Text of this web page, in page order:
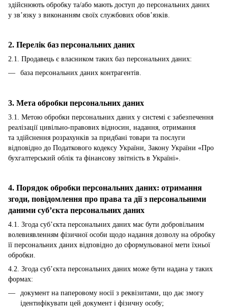
здійснюють обробку та/або мають доступ до персональних даних
у зв’язку з виконанням своїх службових обов’язків.
2. Перелік баз персональних даних
2.1. Продавець є власником таких баз персональних даних:
база персональних даних контрагентів.
3. Мета обробки персональних даних
3.1. Метою обробки персональних даних у системі є забезпечення
реалізації цивільно-правових відносин, надання, отримання
та здійснення розрахунків за придбані товари та послуги
відповідно до Податкового кодексу України, Закону України «Про
бухгалтерський облік та фінансову звітність в Україні».
4. Порядок обробки персональних даних: отримання
згоди, повідомлення про права та дії з персональними
даними суб’єкта персональних даних
4.1. Згода суб’єкта персональних даних має бути добровільним
волевиявленням фізичної особи щодо надання дозволу на обробку
її персональних даних відповідно до сформульованої мети їхньої
обробки.
4.2. Згода суб’єкта персональних даних може бути надана у таких
формах:
документ на паперовому носії з реквізитами, що дає змогу
ідентифікувати цей документ і фізичну особу;